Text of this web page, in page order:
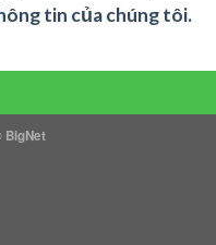
tin của chúng tôi.
BigNet